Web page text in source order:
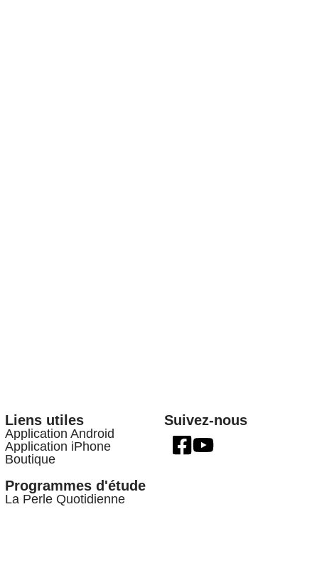
Liens utiles
Application Android
Application iPhone
Boutique
Programmes d'étude
La Perle Quotidienne
Suivez-nous